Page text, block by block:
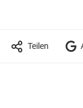
Teilen